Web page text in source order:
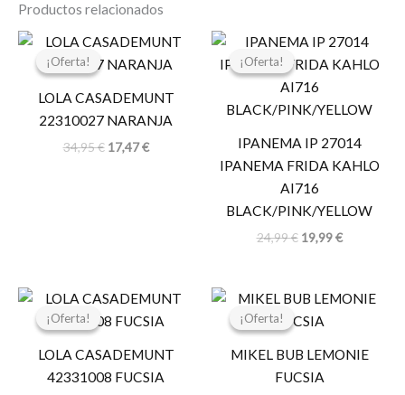
Productos relacionados
¡Oferta!
¡Oferta!
LOLA CASADEMUNT
22310027 NARANJA
34,95€
El
original
34,95 €.
17,47€
El
actual
17,47 €.
¡Oferta!
¡Oferta!
IPANEMA IP 27014
IPANEMA FRIDA KAHLO
AI716
BLACK/PINK/YELLOW
24,99€
El
original
era:
24,99 €.
19,99€
El
actual
19,99 €.
¡Oferta!
¡Oferta!
LOLA CASADEMUNT
42331008 FUCSIA
El
original
119,00 €.
El
actual
59,50 €.
¡Oferta!
¡Oferta!
MIKEL BUB LEMONIE
FUCSIA
El
original
81,00 €.
El
64,80 €.